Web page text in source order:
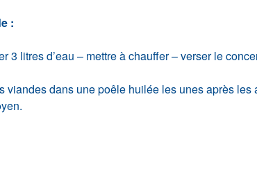
:
3 litres d’eau – mettre à chauffer – verser le
viandes dans une poêle huilée les unes après